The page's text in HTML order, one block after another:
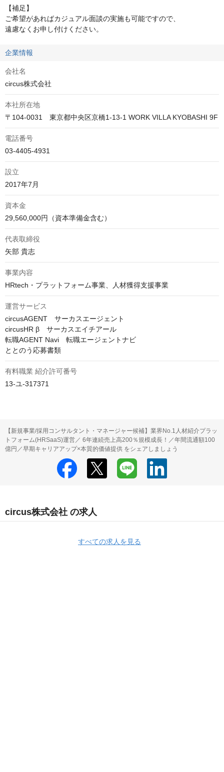
【補足】
ご希望があればカジュアル面談の実施も可能ですので、
遠慮なくお申し付けください。
企業情報
会社名
circus株式会社
本社所在地
〒104-0031　東京都中央区京橋1-13-1 WORK VILLA KYOBASHI 9F
電話番号
03-4405-4931
設立
2017年7月
資本金
29,560,000円（資本準備金含む）
代表取締役
矢部 貴志
事業内容
HRtech・プラットフォーム事業、人材獲得支援事業
運営サービス
circusAGENT　サーカスエージェント
circusHR β　サーカスエイチアール
転職AGENT Navi　転職エージェントナビ
ととのう応募書類
有料職業 紹介許可番号
13-ユ-317371
【新規事業/採用コンサルタント・マネージャー候補】業界No.1人材紹介プラッ
トフォーム(HRSaaS)運営／ 6年連続売上高200％規模成長！／年間流通額100
億円／早期キャリアアップ×本質的価値提供 をシェアしましょう
circus株式会社 の求人
すべての求人を見る